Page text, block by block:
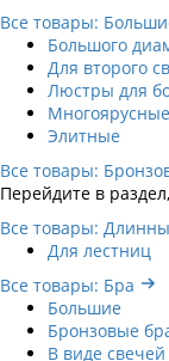
Все товары:
Большого
Для второго
Люстры для
Многоярусные
Элитные
Все товары:
Перейдите в
Все товары:
Для лестниц
Все товары: Бра
Большие
Бронзовые
В виде свечей